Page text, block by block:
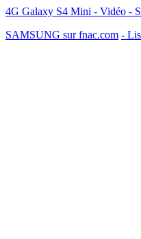
4G Galaxy S4 Mini - Vidéo -
SAMSUNG sur fnac.com -